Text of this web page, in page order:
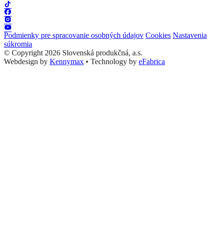
Podmienky pre spracovanie osobných údajov Cookies Nastavenia
súkromia
© Copyright 2026 Slovenská produkčná, a.s.
Webdesign by Kennymax • Technology by eFabrica